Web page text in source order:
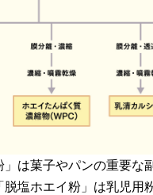
は菓子やパンの重要な
塩ホエイ粉」は乳児用